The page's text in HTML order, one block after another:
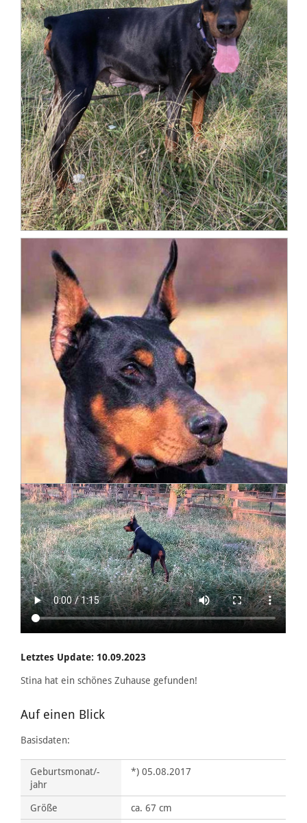
Letztes Update: 10.09.2023
Stina hat ein schönes Zuhause gefunden!
Auf einen Blick
Basisdaten:
Geburtsmonat/-
jahr
*) 05.08.2017
Größe
ca. 67 cm